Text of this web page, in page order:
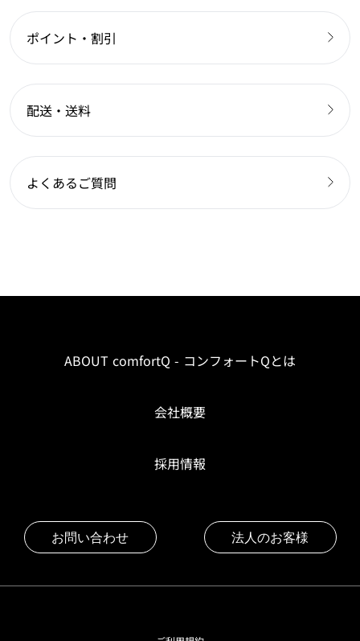
ポイント・割引
配送・送料
よくあるご質問
ABOUT comfortQ - コンフォートQとは
会社概要
採用情報
お問い合わせ 法人のお客様